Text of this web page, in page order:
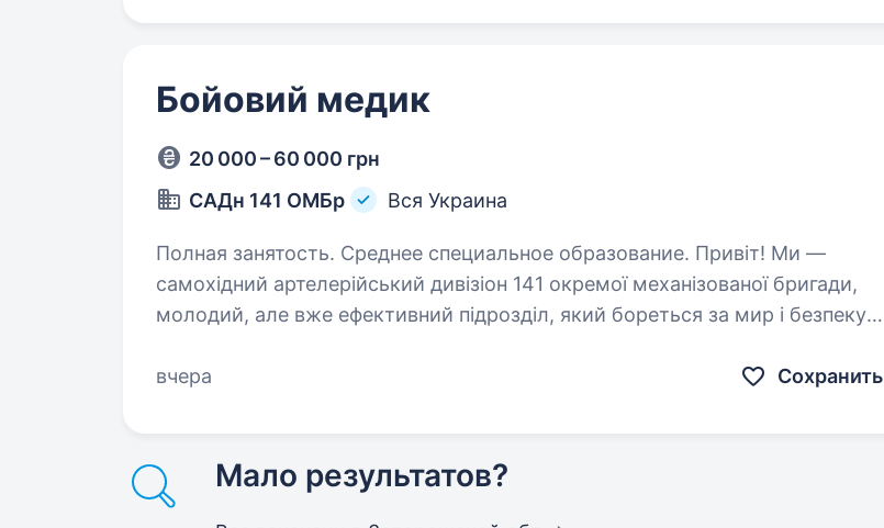
Бойовий медик
20 000 – 60 000 грн
САДн 141 ОМБр
Вся Украина
Полная занятость. Среднее специальное образование. Привіт! Ми —
самохідний артелерійський дивізіон 141 окремої механізованої бригади,
молодий, але вже ефективний підрозділ, який бореться за мир і безпеку
вчера
Сохранить
Мало результатов?